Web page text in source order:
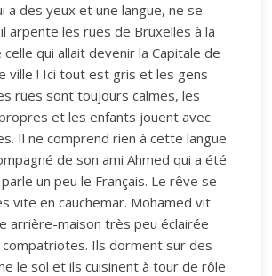
a des yeux et une langue, ne se
arpente les rues de Bruxelles à la
qui allait devenir la Capitale de
ville ! Ici tout est gris et les gens
rues sont toujours calmes, les
et les enfants jouent avec
Il ne comprend rien à cette langue
de son ami Ahmed qui a été
un peu le Français. Le rêve se
vite en cauchemar. Mohamed vit
arrière-maison très peu éclairée
compatriotes. Ils dorment sur des
le sol et ils cuisinent à tour de rôle